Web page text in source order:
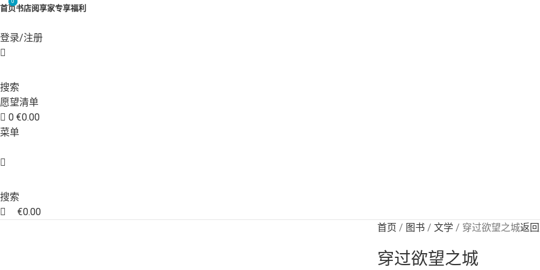
首页书店阅享家专享福利
登录/注册
搜索
愿望清单
0 €0.00
菜单
搜索
0
€0.00
首页
图书 文学 穿过欲望之城返
穿过欲望之城
0